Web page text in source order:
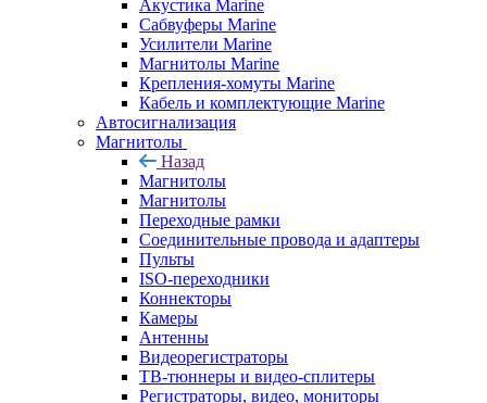
Акустика Marine
Сабвуферы Marine
Усилители Marine
Магнитолы Marine
Крепления-хомуты Marine
Кабель и комплектующие Marine
Автосигнализация
Магнитолы
Назад
Магнитолы
Магнитолы
Переходные рамки
Соединительные провода и адаптеры
Пульты
ISO-переходники
Коннекторы
Камеры
Антенны
Видеорегистраторы
ТВ-тюннеры и видео-сплитеры
Регистраторы, видео, мониторы